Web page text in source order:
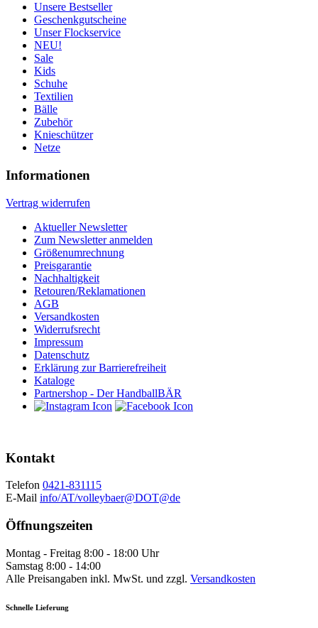
Unsere Bestseller
Geschenkgutscheine
Unser Flockservice
NEU!
Sale
Kids
Schuhe
Textilien
Bälle
Zubehör
Knieschützer
Netze
Informationen
Vertrag widerrufen
Aktueller Newsletter
Zum Newsletter anmelden
Größenumrechnung
Preisgarantie
Nachhaltigkeit
Retouren/Reklamationen
AGB
Versandkosten
Widerrufsrecht
Impressum
Datenschutz
Erklärung zur Barrierefreiheit
Kataloge
Partnershop - Der HandballBÄR
Kontakt
Telefon 0421-831115
E-Mail info/AT/volleybaer@DOT@de
Öffnungszeiten
Montag - Freitag 8:00 - 18:00 Uhr
Samstag 8:00 - 14:00
Alle Preisangaben inkl. MwSt. und zzgl. Versandkosten
Schnelle Lieferung